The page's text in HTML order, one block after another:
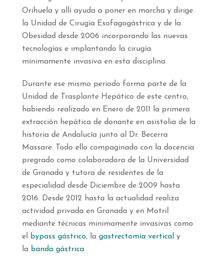
Orihuela y allí ayuda a poner en marcha y dirige
la Unidad de Cirugía Esofagogástrica y de la
Obesidad desde 2006 incorporando las nuevas
tecnologías e implantando la cirugía
mínimamente invasiva en esta disciplina.
Durante ese mismo periodo forma parte de la
Unidad de Trasplante Hepático de este centro,
habiendo realizado en Enero de 2011 la primera
extracción hepática de donante en asistolia de la
historia de Andalucía junto al Dr. Becerra
Massare. Todo ello compaginado con la docencia
pregrado como colaboradora de la Universidad
de Granada y tutora de residentes de la
especialidad desde Diciembre de 2009 hasta
2016. Desde 2012 hasta la actualidad realiza
actividad privada en Granada y en Motril
mediante técnicas minimamente invasivas como
el
bypass gástrico, la gastrectomía vertical y
la banda gástrica.